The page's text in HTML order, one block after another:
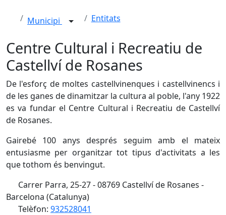
Municipi Entitats
Centre Cultural i Recreatiu de
Castellví de Rosanes
De l'esforç de moltes castellvinenques i castellvinencs i
de les ganes de dinamitzar la cultura al poble, l'any 1922
es va fundar el Centre Cultural i Recreatiu de Castellví
de Rosanes.
Gairebé 100 anys després seguim amb el mateix
entusiasme per organitzar tot tipus d'activitats a les
que tothom és benvingut.
Carrer Parra, 25-27 - 08769 Castellví de Rosanes -
Barcelona (Catalunya)
Telèfon: 932528041